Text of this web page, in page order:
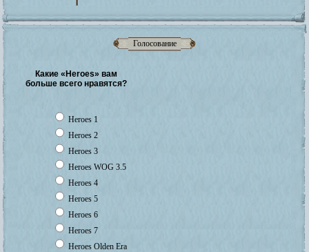
Голосование
Какие «Heroes» вам
больше всего нравятся?
Heroes 1
Heroes 2
Heroes 3
Heroes WOG 3.5
Heroes 4
Heroes 5
Heroes 6
Heroes 7
Heroes Olden Era